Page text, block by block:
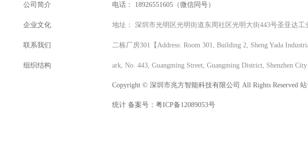
公司简介
企业文化
联系我们
组织结构
电话： 18926551605（微信同号）
地址： 深圳市光明区光明街道东周社区光明大街443号圣亚达工
二栋厂房301【Address: Room 301, Building 2, Sheng Yada
ark, No. 443, Guangming Street, Guangming District, Shenzhen City
Copyright © 深圳市兆方智能科技有限公司 All Rights Reserved 站
统计 备案号： 粤ICP备12089053号